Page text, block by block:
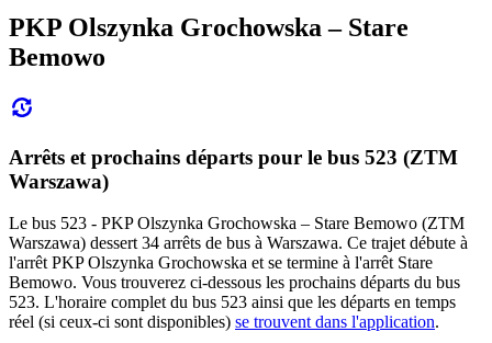
PKP Olszynka Grochowska – Stare
Bemowo
Arrêts et prochains départs pour le bus 523 (ZTM
Warszawa)
Le bus 523 - PKP Olszynka Grochowska – Stare Bemowo (ZTM
Warszawa) dessert 34 arrêts de bus à Warszawa. Ce trajet débute à
l'arrêt PKP Olszynka Grochowska et se termine à l'arrêt Stare
Bemowo. Vous trouverez ci-dessous les prochains départs du bus
523. L'horaire complet du bus 523 ainsi que les départs en temps
réel (si ceux-ci sont disponibles) se trouvent dans l'application.